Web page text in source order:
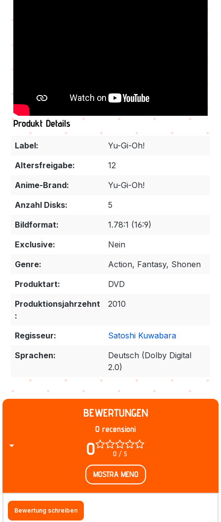
Produkt Details
Label:
Yu-Gi-Oh!
Altersfreigabe:
12
Anime-Brand:
Yu-Gi-Oh!
Anzahl Disks:
5
Bildformat:
1.78:1 (16:9)
Exclusive:
Nein
Genre:
Action, Fantasy, Shonen
Produktart:
DVD
Produktionsjahrzehnt
:
2010
Regisseur:
Satoshi Kuwabara
Sprachen:
Deutsch (Dolby Digital
2.0)
BEWERTUNGEN
0 0 / 5
0 recensioni
MOSTRA MENO
Bewertung schreiben